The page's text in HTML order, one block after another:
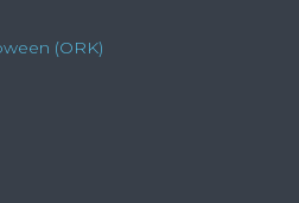
(ORK)